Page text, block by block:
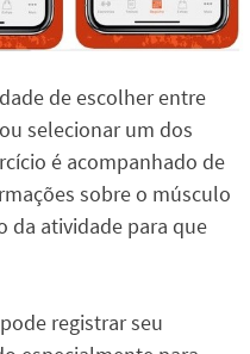
de escolher entre
selecionar um dos
é acompanhado de
sobre o músculo
da atividade para que
registrar seu